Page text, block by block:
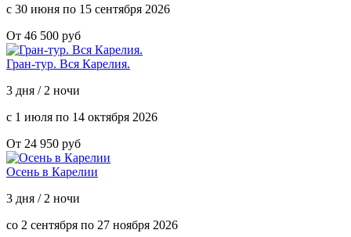
с 30 июня по 15 сентября 2026
От 46 500 руб
Гран-тур. Вся Карелия.
3 дня / 2 ночи
с 1 июля по 14 октября 2026
От 24 950 руб
Осень в Карелии
3 дня / 2 ночи
со 2 сентября по 27 ноября 2026